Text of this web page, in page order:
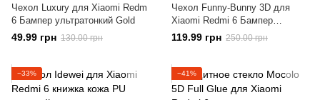
Чехол Luxury для Xiaomi Redm
6 Бампер ультратонкий Gold
49.99 грн 130.00 грн
Чехол Funny-Bunny 3D для
Xiaomi Redmi 6 Бампер
резиновый голубой
119.99 грн 250.00 грн
−33% −41%